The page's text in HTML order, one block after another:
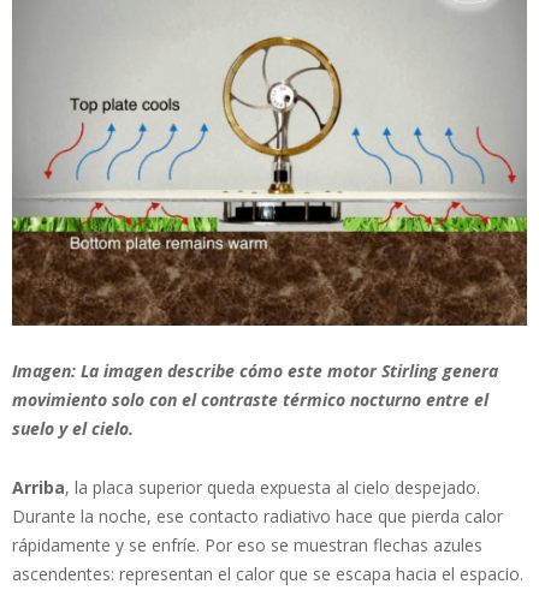
Imagen: La imagen describe cómo este motor Stirling genera
movimiento solo con el contraste térmico nocturno entre el
suelo y el cielo.
Arriba, la placa superior queda expuesta al cielo despejado.
Durante la noche, ese contacto radiativo hace que pierda calor
rápidamente y se enfríe. Por eso se muestran flechas azules
ascendentes: representan el calor que se escapa hacia el espacio.